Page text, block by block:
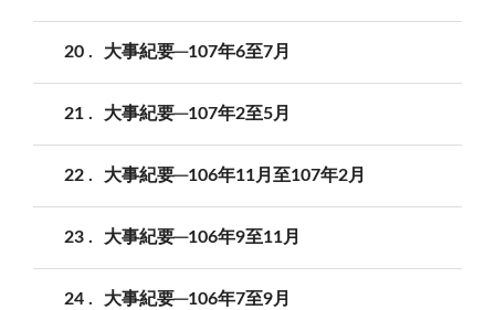
20 大事紀要─107年6至7月
21 大事紀要─107年2至5月
22 大事紀要─106年11月至107年2月
23 大事紀要─106年9至11月
24 大事紀要─106年7至9月